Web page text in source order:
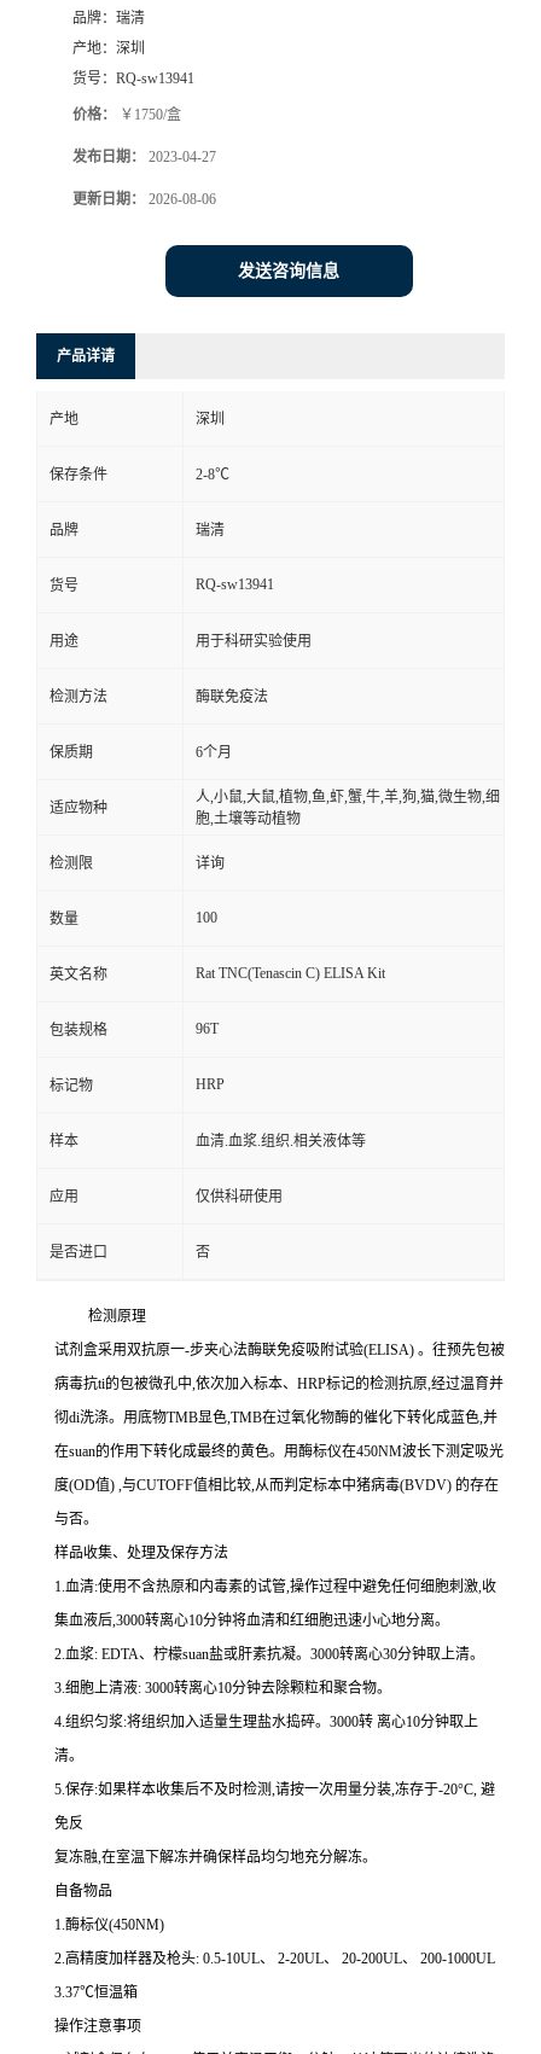
品牌： 瑞清
产地： 深圳
货号： RQ-sw13941
价格： ￥1750/盒
发布日期： 2023-04-27
更新日期： 2026-08-06
发送咨询信息
产品详请
产地 深圳
保存条件 2-8℃
品牌 瑞清
货号 RQ-sw13941
用途 用于科研实验使用
检测方法 酶联免疫法
保质期 6个月
适应物种
人,小鼠,大鼠,植物,鱼,虾,蟹,牛,羊,狗,猫,微生物,细
胞,土壤等动植物
检测限 详询
数量 100
英文名称 Rat TNC(Tenascin C) ELISA Kit
包装规格 96T
标记物 HRP
样本 血清.血浆.组织.相关液体等
应用 仅供科研使用
是否进口 否
检测原理
试剂盒采用双抗原一-步夹心法酶联免疫吸附试验(ELISA) 。往预先包被
病毒抗ti的包被微孔中,依次加入标本、 HRP标记的检测抗原,经过温育并
彻di洗涤。用底物TMB显色,TMB在过氧化物酶的催化下转化成蓝色,并
在suan的作用下转化成最终的黄色。用酶标仪在450NM波长下测定吸光
度(OD值) ,与CUTOFF值相比较,从而判定标本中猪病毒(BVDV) 的存在
与否。
样品收集、处理及保存方法
1.血清:使用不含热原和内毒素的试管,操作过程中避免任何细胞刺激,收
集血液后,3000转离心10分钟将血清和红细胞迅速小心地分离。
2.血浆: EDTA、柠檬suan盐或肝素抗凝。 3000转离心30分钟取上清。
3.细胞上清液: 3000转离心10分钟去除颗粒和聚合物。
4.组织匀浆:将组织加入适量生理盐水捣碎。 3000转 离心10分钟取上
清。
5.保存:如果样本收集后不及时检测,请按一次用量分装,冻存于-20°C, 避
免反
复冻融,在室温下解冻并确保样品均匀地充分解冻。
自备物品
1.酶标仪(450NM)
2.高精度加样器及枪头: 0.5-10UL、 2-20UL、 20-200UL、 200-1000UL
3.37℃恒温箱
操作注意事项